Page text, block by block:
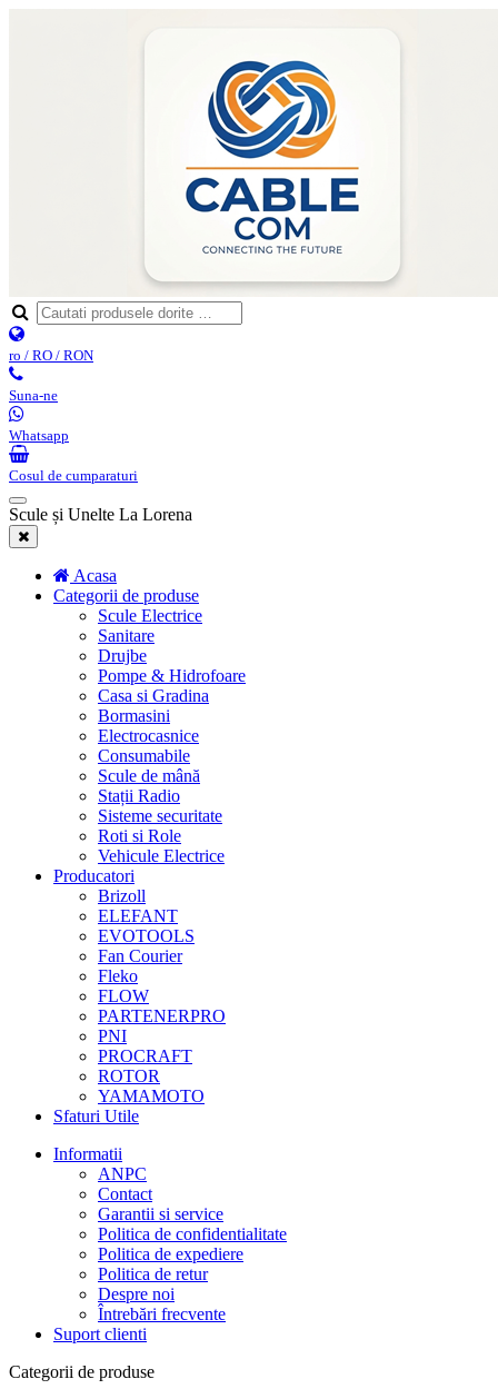
ro / RO / RON
Suna-ne
Whatsapp
Cosul de cumparaturi
Scule și Unelte La Lorena
Acasa
Categorii de produse
Scule Electrice
Sanitare
Drujbe
Pompe & Hidrofoare
Casa si Gradina
Bormasini
Electrocasnice
Consumabile
Scule de mână
Stații Radio
Sisteme securitate
Roti si Role
Vehicule Electrice
Producatori
Brizoll
ELEFANT
EVOTOOLS
Fan Courier
Fleko
FLOW
PARTENERPRO
PNI
PROCRAFT
ROTOR
YAMAMOTO
Sfaturi Utile
Informatii
ANPC
Contact
Garantii si service
Politica de confidentialitate
Politica de expediere
Politica de retur
Despre noi
Întrebări frecvente
Suport clienti
Categorii de produse